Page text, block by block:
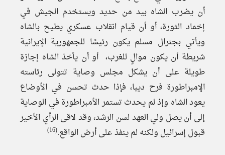
أن يضرب الشاه بيد من حديد ويستخدم الجيش في
إخماد الثورة، أو أن قيام انقلاب عسكري يطيح بالشاه
ويأتي بجنرال مسلم يكون رئيسًا للجمهورية الإيرانية
شريطة أن يكون موالٍ للغرب، أو أن يأخذ الشاه إجازة
طويلة على أن يشكل مجلس وصاية تتولى رئاسته
الإمبراطورة فرح ديبا، فإذا حدث تحسن في الأوضاع
يعود الشاه وإذ لم يحدث تستمر الأمبراطورة في الوصاية
إلى أن يصل ولي العهد لسن الرشد، وقد لاقى الرأي الأخير
قبول إسرائيل ولكنه لم ينفذ على أرض الواقع.(16)